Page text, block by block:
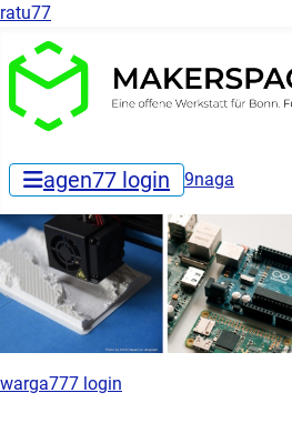
ratu77
agen77 login 9naga
warga777 login